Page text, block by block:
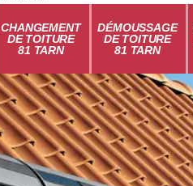
CHANGEMENT
DE TOITURE
81 TARN
DÉMOUSSAGE
DE TOITURE
81 TARN